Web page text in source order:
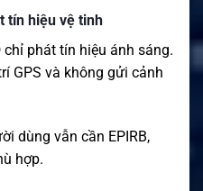
tín hiệu vệ tinh
chỉ phát tín hiệu ánh sáng.
GPS và không gửi cảnh
dùng vẫn cần EPIRB,
hợp.